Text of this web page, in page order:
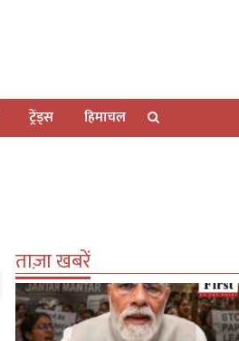
ट्रेंड्स हिमाचल
ताज़ा खबरें